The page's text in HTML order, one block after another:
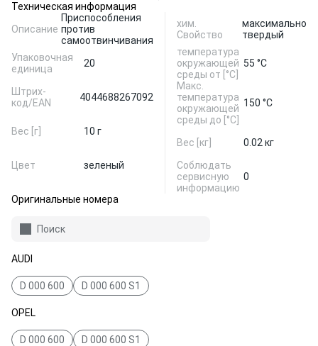
Техническая информация
Описание
Приспособления
против
самоотвинчивания
Упаковочная
единица
20
Штрих-
код/EAN
4044688267092
Вес [г] 10 г
Цвет зеленый
хим.
Свойство
максимально
твердый
температура
окружающей
среды от [°С]
55 °С
Макс.
температура
окружающей
среды до [°C]
150 °С
Вес [кг]
0.02 кг
Соблюдать
сервисную
информацию
0
Оригинальные номера
Поиск
AUDI
D 000 600 D 000 600 S1
OPEL
D 000 600 D 000 600 S1